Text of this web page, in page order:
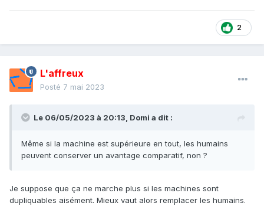
2
L'affreux
Posté 7 mai 2023
Le 06/05/2023 à 20:13, Domi a dit :
Même si la machine est supérieure en tout, les humains
peuvent conserver un avantage comparatif, non ?
Je suppose que ça ne marche plus si les machines sont
dupliquables aisément. Mieux vaut alors remplacer les humains.